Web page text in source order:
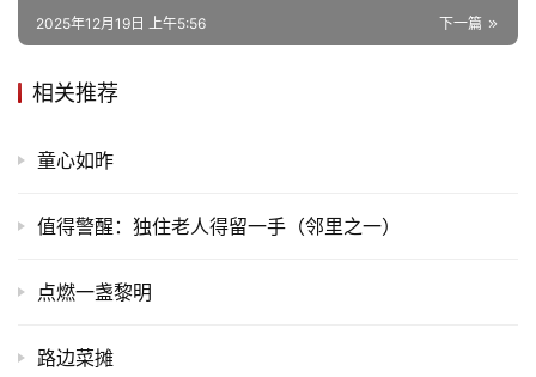
更
下一篇
2025年12月19日 上午5:56
相关推荐
童心如昨
值得警醒：独住老人得留一手（邻里之一）
点燃一盏黎明
路边菜摊